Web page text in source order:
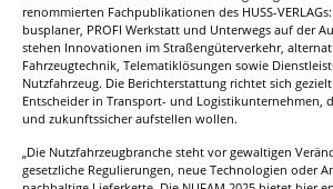
renommierten Fachpublikationen des HUSS-
busplaner, PROFI Werkstatt und Unterwegs auf der
stehen Innovationen im Straßengüterverkehr,
Fahrzeugtechnik, Telematiklösungen sowie
Nutzfahrzeug. Die Berichterstattung richtet sich
Entscheider in Transport- und Logistikunternehmen,
und zukunftssicher aufstellen wollen.
„Die Nutzfahrzeugbranche steht vor gewaltigen
gesetzliche Regulierungen, neue Technologien oder